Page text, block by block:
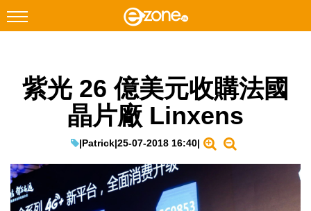
Facebook Instagram
遊戲動漫
教學評測
紫光 26 億美元收購法國
晶片廠 Linxens
|Patrick|25-07-2018 16:40|